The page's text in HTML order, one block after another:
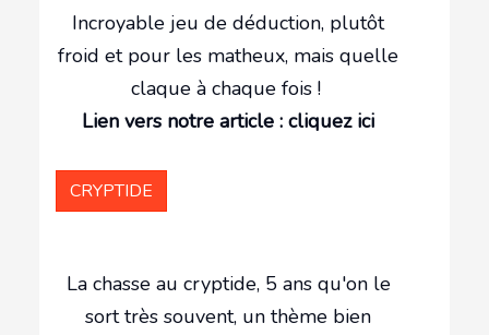
Incroyable jeu de déduction, plutôt
froid et pour les matheux, mais quelle
claque à chaque fois !
Lien vers notre article : cliquez ici
CRYPTIDE
La chasse au cryptide, 5 ans qu'on le
sort très souvent, un thème bien